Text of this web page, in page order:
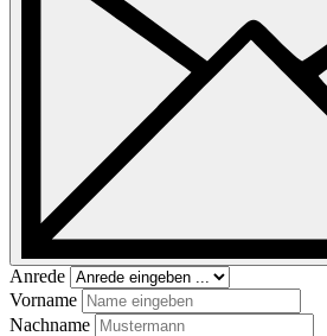
Anrede
Vorname
Nachname